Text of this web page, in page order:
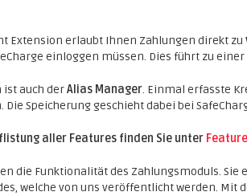
Extension erlaubt Ihnen Zahlungen direkt zu
einloggen müssen. Dies führt zu
auch derAlias Manager. Einmal erfasste
Die Speicherung geschieht dabei bei
aller Features finden Sie unter
die Funktionalität des Zahlungsmoduls. Sie
welche von uns veröffentlicht werden. Mit